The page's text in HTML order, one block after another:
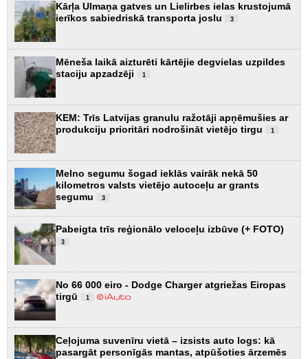
Kārļa Ulmaņa gatves un Lielirbes ielas krustojumā
ierīkos sabiedriskā transporta joslu
3
Mēneša laikā aizturēti kārtējie degvielas uzpildes
staciju apzadzēji
1
KEM: Trīs Latvijas granulu ražotāji apņēmušies ar
produkciju prioritāri nodrošināt vietējo tirgu
1
Melno segumu šogad ieklās vairāk nekā 50
kilometros valsts vietējo autoceļu ar grants
segumu
3
Pabeigta trīs reģionālo veloceļu izbūve (+ FOTO)
3
No 66 000 eiro - Dodge Charger atgriežas Eiropas
tirgū
1
Ceļojuma suvenīru vietā – izsists auto logs: kā
pasargāt personīgās mantas, atpūšoties ārzemēs